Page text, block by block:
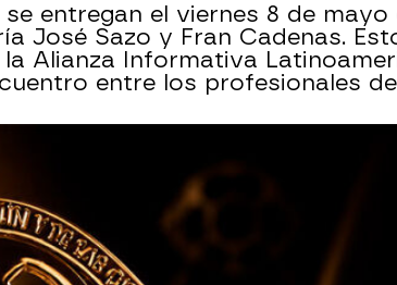
entregan el viernes 8 de
José Sazo y Fran Cadenas.
Alianza Informativa
entre los profesionales